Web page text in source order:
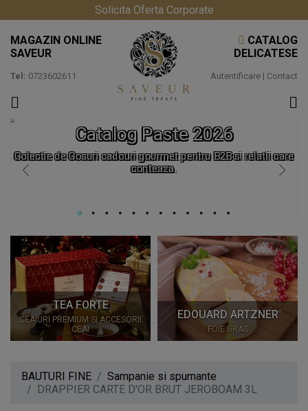
Solicita Oferta Corporate
MAGAZIN ONLINE
SAVEUR
Tel: 0723602611
CATALOG
DELICATESE
Autentificare | Contact
Catalog Paste 2026
Colectie de Cosuri cadouri gourmet pentru B2B si relatii care
conteaza.
TEA FORTE
CEAIURI PREMIUM SI ACCESORII
CEAI
EDOUARD ARTZNER
FOIE GRAS
BAUTURI FINE
Sampanie si spumante
DRAPPIER CARTE D'OR BRUT JEROBOAM 3L